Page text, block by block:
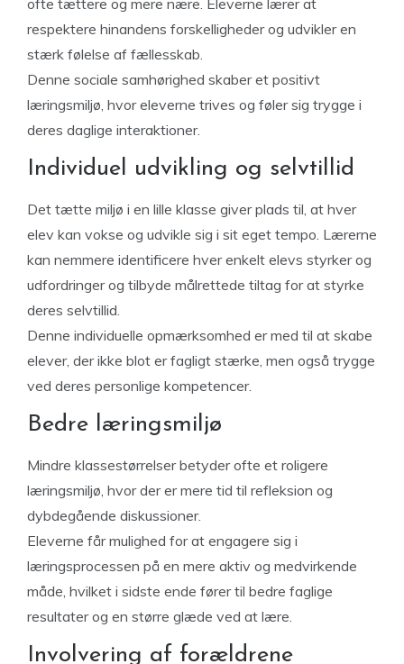
ofte tættere og mere nære. Eleverne lærer at
respektere hinandens forskelligheder og udvikler en
stærk følelse af fællesskab.
Denne sociale samhørighed skaber et positivt
læringsmiljø, hvor eleverne trives og føler sig trygge i
deres daglige interaktioner.
Individuel udvikling og selvtillid
Det tætte miljø i en lille klasse giver plads til, at hver
elev kan vokse og udvikle sig i sit eget tempo. Lærerne
kan nemmere identificere hver enkelt elevs styrker og
udfordringer og tilbyde målrettede tiltag for at styrke
deres selvtillid.
Denne individuelle opmærksomhed er med til at skabe
elever, der ikke blot er fagligt stærke, men også trygge
ved deres personlige kompetencer.
Bedre læringsmiljø
Mindre klassestørrelser betyder ofte et roligere
læringsmiljø, hvor der er mere tid til refleksion og
dybdegående diskussioner.
Eleverne får mulighed for at engagere sig i
læringsprocessen på en mere aktiv og medvirkende
måde, hvilket i sidste ende fører til bedre faglige
resultater og en større glæde ved at lære.
Involvering af forældrene